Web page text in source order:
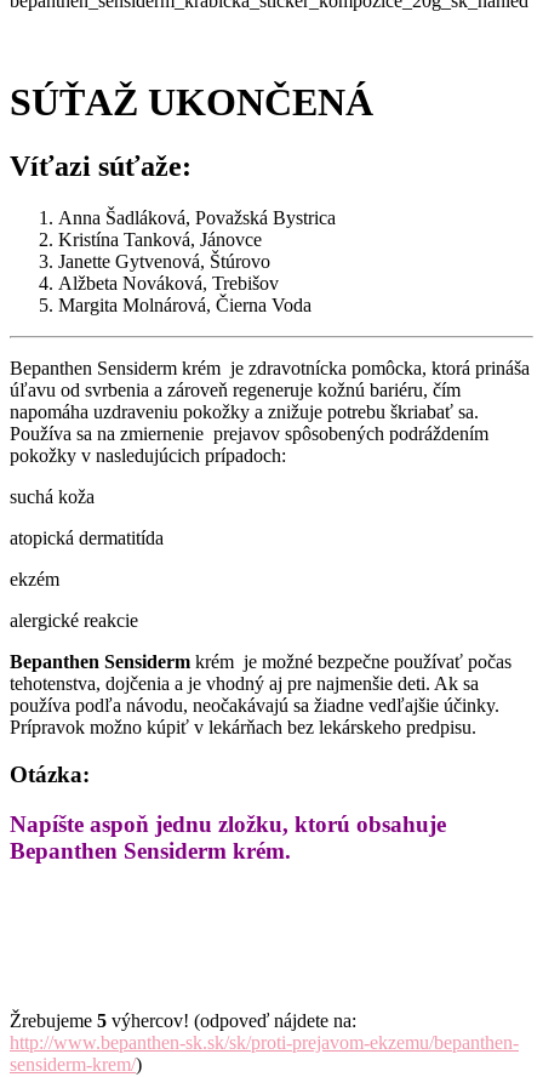
SÚŤAŽ UKONČENÁ
Víťazi súťaže:
Anna Šadláková, Považská Bystrica
Kristína Tanková, Jánovce
Janette Gytvenová, Štúrovo
Alžbeta Nováková, Trebišov
Margita Molnárová, Čierna Voda
Bepanthen Sensiderm krém je zdravotnícka pomôcka, ktorá prináša
úľavu od svrbenia a zároveň regeneruje kožnú bariéru, čím
napomáha uzdraveniu pokožky a znižuje potrebu škriabať sa.
Používa sa na zmiernenie prejavov spôsobených podráždením
pokožky v nasledujúcich prípadoch:
suchá koža
atopická dermatitída
ekzém
alergické reakcie
Bepanthen Sensiderm krém je možné bezpečne používať počas
tehotenstva, dojčenia a je vhodný aj pre najmenšie deti. Ak sa
používa podľa návodu, neočakávajú sa žiadne vedľajšie účinky.
Prípravok možno kúpiť v lekárňach bez lekárskeho predpisu.
Otázka:
Napíšte aspoň jednu zložku, ktorú obsahuje
Bepanthen Sensiderm krém.
Žrebujeme 5 výhercov! (odpoveď nájdete na:
http://www.bepanthen-sk.sk/sk/proti-prejavom-ekzemu/bepanthen-
sensiderm-krem/)